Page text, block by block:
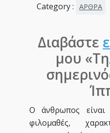
Category : ΑΡΘΡΑ
Διαβάστε
μου
Ο άνθρωπος είναι
φιλομαθές,